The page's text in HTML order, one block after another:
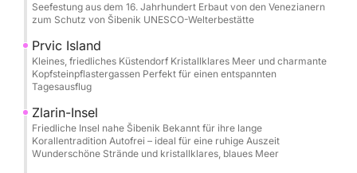
Nachdem das Boot den Hafen verlassen hat, gleiten
Sie an der historischen Skyline von Šibenik und der
beeindruckenden Festung St. Nikolaus vorbei. Von
dort aus rufen die Inseln. Vielleicht legen Sie in Prvić
machen, einen Kaffee am Meer zu genießen oder
einfach die entspannte Inselatmosphäre
aufzusaugen. Später ankert das Schiff in einer
Seefestung aus dem 16. Jahrhundert Erbaut von den Venezianern
zum Schutz von Šibenik UNESCO-Welterbestätte
Prvic Island
Kleines, friedliches Küstendorf Kristallklares Meer und charmante
Kopfsteinpflastergassen Perfekt für einen entspannten
Tagesausflug
Zlarin-Insel
Friedliche Insel nahe Šibenik Bekannt für ihre lange
Korallentradition Autofrei – ideal für eine ruhige Auszeit
Wunderschöne Strände und kristallklares, blaues Meer